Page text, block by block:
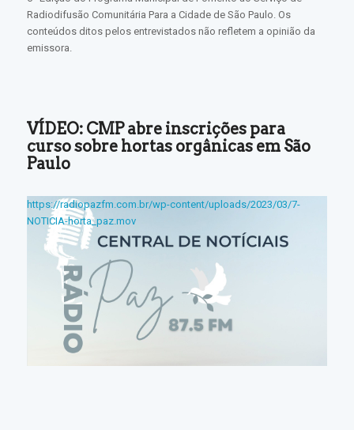
Radiodifusão Comunitária Para a Cidade de São Paulo. Os
conteúdos ditos pelos entrevistados não refletem a opinião da
emissora.
VÍDEO: CMP abre inscrições para
curso sobre hortas orgânicas em São
Paulo
https://radiopazfm.com.br/wp-content/uploads/2023/03/7-
NOTICIA-horta_paz.mov